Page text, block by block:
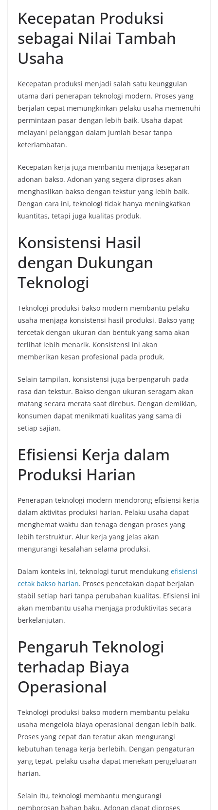
Kecepatan Produksi
sebagai Nilai Tambah
Usaha
Kecepatan produksi menjadi salah satu keunggulan
utama dari penerapan teknologi modern. Proses yang
berjalan cepat memungkinkan pelaku usaha memenuhi
permintaan pasar dengan lebih baik. Usaha dapat
melayani pelanggan dalam jumlah besar tanpa
keterlambatan.
Kecepatan kerja juga membantu menjaga kesegaran
adonan bakso. Adonan yang segera diproses akan
menghasilkan bakso dengan tekstur yang lebih baik.
Dengan cara ini, teknologi tidak hanya meningkatkan
kuantitas, tetapi juga kualitas produk.
Konsistensi Hasil
dengan Dukungan
Teknologi
Teknologi produksi bakso modern membantu pelaku
usaha menjaga konsistensi hasil produksi. Bakso yang
tercetak dengan ukuran dan bentuk yang sama akan
terlihat lebih menarik. Konsistensi ini akan
memberikan kesan profesional pada produk.
Selain tampilan, konsistensi juga berpengaruh pada
rasa dan tekstur. Bakso dengan ukuran seragam akan
matang secara merata saat direbus. Dengan demikian,
konsumen dapat menikmati kualitas yang sama di
setiap sajian.
Efisiensi Kerja dalam
Produksi Harian
Penerapan teknologi modern mendorong efisiensi kerja
dalam aktivitas produksi harian. Pelaku usaha dapat
menghemat waktu dan tenaga dengan proses yang
lebih terstruktur. Alur kerja yang jelas akan
mengurangi kesalahan selama produksi.
Dalam konteks ini, teknologi turut mendukung efisiensi
cetak bakso harian. Proses pencetakan dapat berjalan
stabil setiap hari tanpa perubahan kualitas. Efisiensi ini
akan membantu usaha menjaga produktivitas secara
berkelanjutan.
Pengaruh Teknologi
terhadap Biaya
Operasional
Teknologi produksi bakso modern membantu pelaku
usaha mengelola biaya operasional dengan lebih baik.
Proses yang cepat dan teratur akan mengurangi
kebutuhan tenaga kerja berlebih. Dengan pengaturan
yang tepat, pelaku usaha dapat menekan pengeluaran
harian.
Selain itu, teknologi membantu mengurangi
pemborosan bahan baku. Adonan dapat diproses